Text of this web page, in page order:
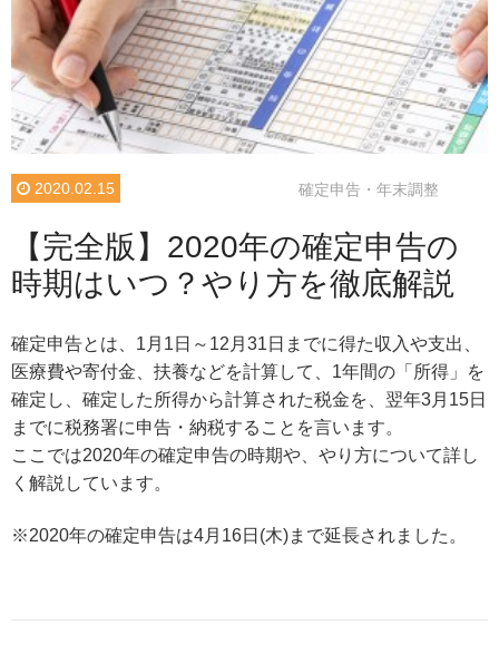
2020.02.15 確定申告・年末調整
【完全版】2020年の確定申告の
時期はいつ？やり方を徹底解説
確定申告とは、1月1日～12月31日までに得た収入や支出、
医療費や寄付金、扶養などを計算して、1年間の「所得」を
確定し、確定した所得から計算された税金を、翌年3月15日
までに税務署に申告・納税することを言います。
ここでは2020年の確定申告の時期や、やり方について詳し
く解説しています。
※2020年の確定申告は4月16日(木)まで延長されました。